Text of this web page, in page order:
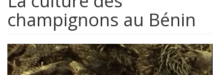
champignons au Bénin